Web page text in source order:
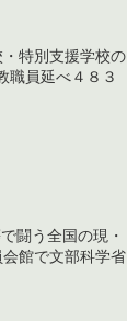
特別支援学校の
職員延べ４８３
闘う全国の現・
館で文部科学省